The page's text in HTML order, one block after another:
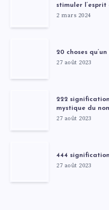
stimuler
2 mars 2024
20 choses
27 août 2023
222
mystique du
27 août 2023
444
27 août 2023